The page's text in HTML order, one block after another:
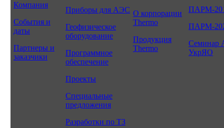
Компания
События и
даты
Партнеры и
заказчики
Приборы для АЭС
Геофизическое
оборудование
Программное
обеспечение
Проекты
Специальные
предложения
Разработки по ТЗ
О корпорации
Thermo
Продукция
Thermo
ПАРМ-
ПАРМ-
Семинар
УкрЯО